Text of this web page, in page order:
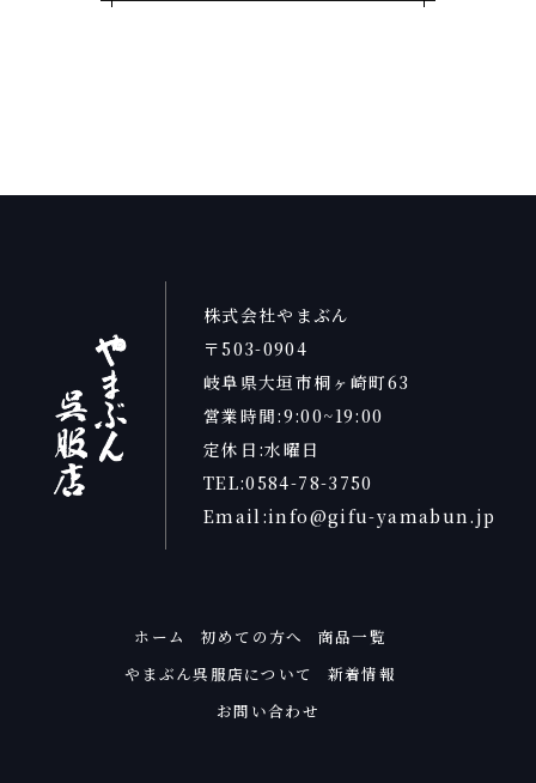
株式会社やまぶん
〒503-0904
岐阜県大垣市桐ヶ崎町63
営業時間:9:00~19:00
定休日:水曜日
TEL:0584-78-3750
Email:info@gifu-yamabun.jp
ホーム 初めての方へ
商品一覧
やまぶん呉服店について
新着情報
お問い合わせ